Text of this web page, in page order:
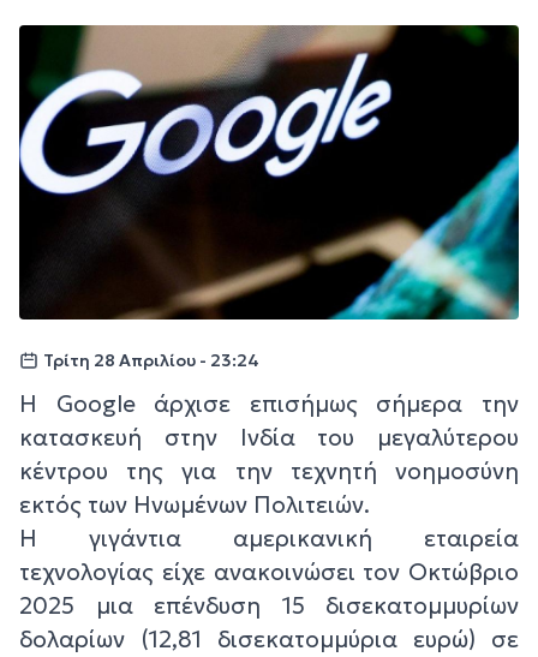
Τρίτη 28 Απριλίου - 23:24
Η Google άρχισε επισήμως σήμερα την
κατασκευή στην Ινδία του μεγαλύτερου
κέντρου της για την τεχνητή νοημοσύνη
εκτός των Ηνωμένων Πολιτειών.
Η γιγάντια αμερικανική εταιρεία
τεχνολογίας είχε ανακοινώσει τον Οκτώβριο
2025 μια επένδυση 15 δισεκατομμυρίων
δολαρίων (12,81 δισεκατομμύρια ευρώ) σε